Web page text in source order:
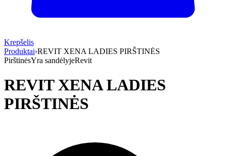
Krepšelis
Produktai›REVIT XENA LADIES PIRŠTINĖS
PirštinėsYra sandėlyjeRevit
REVIT XENA LADIES
PIRŠTINĖS